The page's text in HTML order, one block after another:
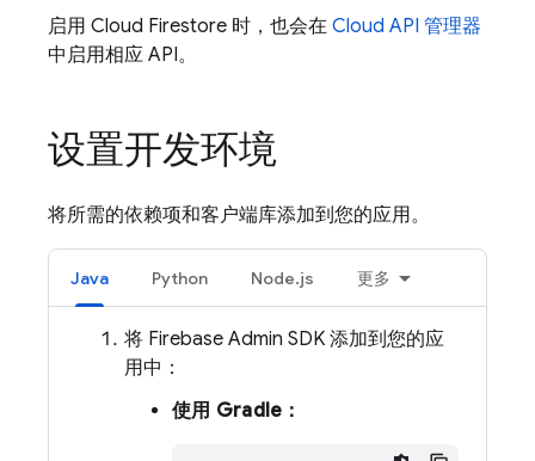
启用 Cloud Firestore 时，也会在 Cloud API 管理器
中启用相应 API。
设置开发环境
将所需的依赖项和客户端库添加到您的应用。
Java Python Node.js 更多
将 Firebase Admin SDK 添加到您的应
用中：
使用 Gradle：